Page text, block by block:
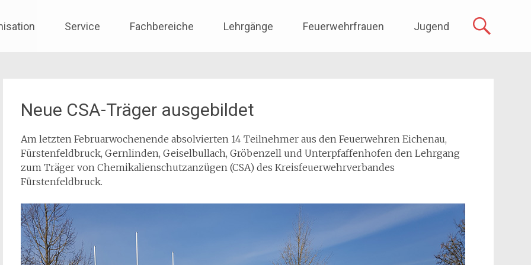
Service Fachbereiche Lehrgänge Feuerwehrfrauen Jugend
Neue CSA-Träger ausgebildet
Am letzten Februarwochenende absolvierten 14 Teilnehmer aus den Feuerwehren Eichenau,
Fürstenfeldbruck, Gernlinden, Geiselbullach, Gröbenzell und Unterpfaffenhofen den Lehrgang
zum Träger von Chemikalienschutzanzügen (CSA) des Kreisfeuerwehrverbandes
Fürstenfeldbruck.